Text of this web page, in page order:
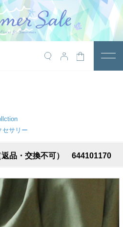
以上で送料無料
ンナー
セサリー
返品・交換不可） 644101170